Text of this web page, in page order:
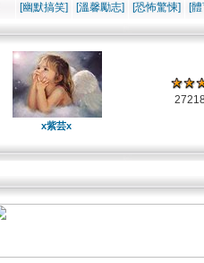
[幽默搞笑] [溫馨勵志] [恐怖驚悚] [
x紫芸x